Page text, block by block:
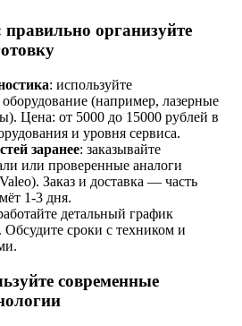
правильно организуйте
: используйте
(например, лазерные
Цена: от 5000 до 15000 рублей в
и уровня сервиса.
заранее: заказывайте
или проверенные аналоги
Заказ и доставка — часть
1-3 дня.
детальный график
сроки с техником и
современные